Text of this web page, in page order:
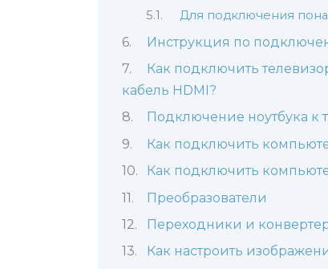
Для подключения
Инструкция по
Как подключить
кабель HDMI?
Подключение ноутбука к
Как подключить
Как подключить
Преобразователи
Переходники и
Как настроить